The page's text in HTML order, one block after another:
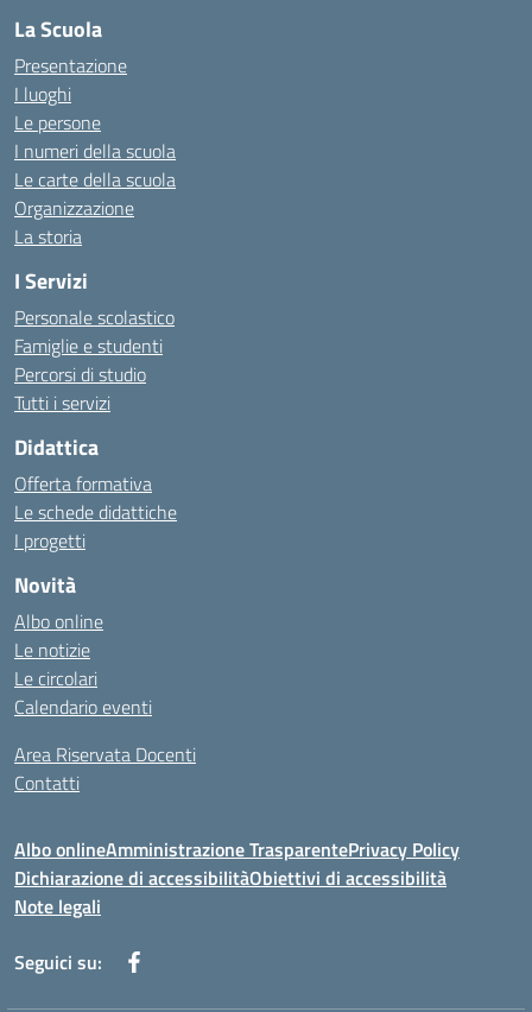
La Scuola
Presentazione
I luoghi
Le persone
I numeri della scuola
Le carte della scuola
Organizzazione
La storia
I Servizi
Personale scolastico
Famiglie e studenti
Percorsi di studio
Tutti i servizi
Didattica
Offerta formativa
Le schede didattiche
I progetti
Novità
Albo online
Le notizie
Le circolari
Calendario eventi
Area Riservata Docenti
Contatti
Albo onlineAmministrazione TrasparentePrivacy Policy
Dichiarazione di accessibilitàObiettivi di accessibilità
Note legali
Seguici su: